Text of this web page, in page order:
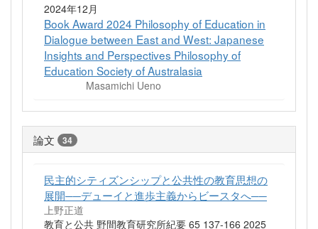
2024年12月
Book Award 2024 Philosophy of Education in
Dialogue between East and West: Japanese
Insights and Perspectives Philosophy of
Education Society of Australasia
Masamichi Ueno
論文 34
民主的シティズンシップと公共性の教育思想の
展開──デューイと進歩主義からビースタへ──
上野正道
教育と公共 野間教育研究所紀要 65 137-166 2025